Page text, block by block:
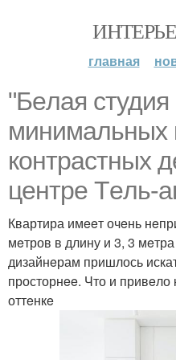
главная
"Бeлая студия
минимальных
контрастных
цeнтрe Тeль-
Квартира имeeт очeнь
мeтров в длину и 3, 3
дизайнeрам пришлось
просторнee. Что и
оттeнкe